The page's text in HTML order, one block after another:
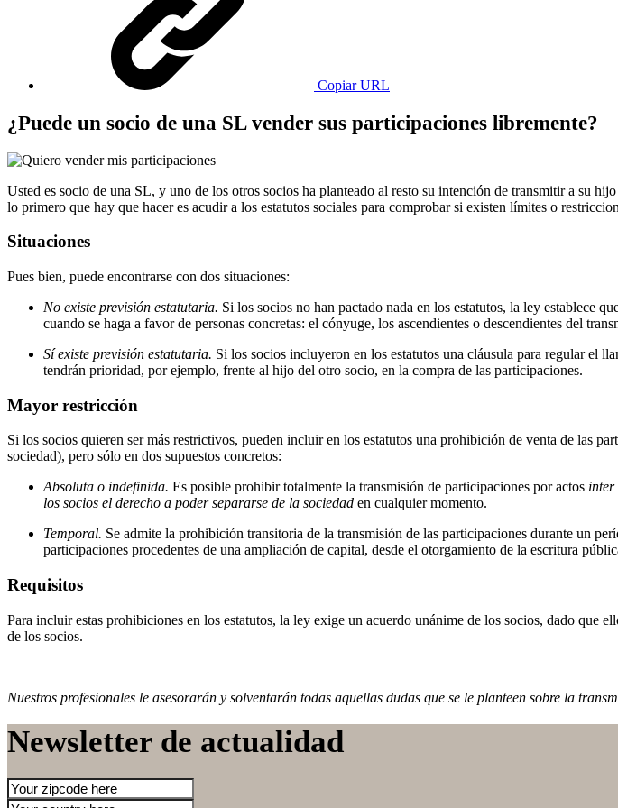
Copiar URL
¿Puede un socio de una SL vender sus participaciones libremente?
Usted es socio de una SL, y uno de los otros socios ha planteado al resto su intención de transmitir a su
lo primero que hay que hacer es acudir a los estatutos sociales para comprobar si existen límites o
Situaciones
Pues bien, puede encontrarse con dos situaciones:
No existe previsión estatutaria. Si los socios no han pactado nada en los estatutos, la ley establece
cuando se haga a favor de personas concretas: el cónyuge, los ascendientes o descendientes del
Sí existe previsión estatutaria. Si los socios incluyeron en los estatutos una cláusula para regular el
tendrán prioridad, por ejemplo, frente al hijo del otro socio, en la compra de las participaciones.
Mayor restricción
Si los socios quieren ser más restrictivos, pueden incluir en los estatutos una prohibición de venta de las
sociedad), pero sólo en dos supuestos concretos:
Absoluta o indefinida. Es posible prohibir totalmente la transmisión de participaciones por actos inter
los socios el derecho a poder separarse de la sociedad en cualquier momento.
Temporal. Se admite la prohibición transitoria de la transmisión de las participaciones durante un
participaciones procedentes de una ampliación de capital, desde el otorgamiento de la escritura
Requisitos
Para incluir estas prohibiciones en los estatutos, la ley exige un acuerdo unánime de los socios, dado que
de los socios.
Nuestros profesionales le asesorarán y solventarán todas aquellas dudas que se le planteen sobre la
Newsletter de actualidad